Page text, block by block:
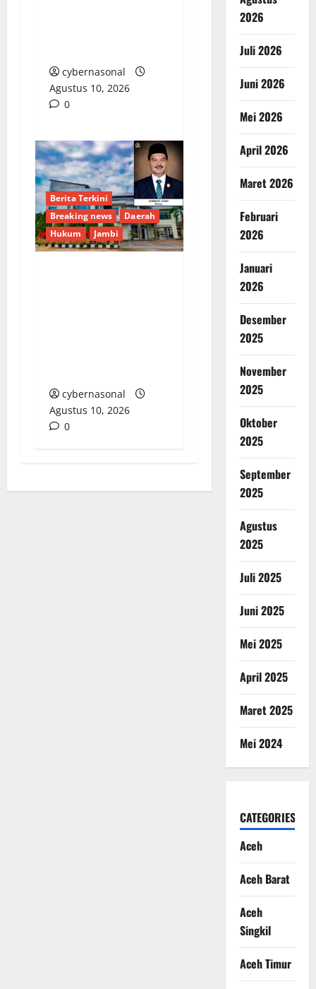
cybernasonal
Agustus 10, 2026
0
Berita Terkini
Breaking news
Daerah
Hukum
Jambi
cybernasonal
Agustus 10, 2026
0
2026
Juli 2026
Juni 2026
Mei 2026
April 2026
Maret 2026
Februari
2026
Januari
2026
Desember
2025
November
2025
Oktober
2025
September
2025
Agustus
2025
Juli 2025
Juni 2025
Mei 2025
April 2025
Maret 2025
Mei 2024
CATEGORIES
Aceh
Aceh Barat
Aceh
Singkil
Aceh Timur